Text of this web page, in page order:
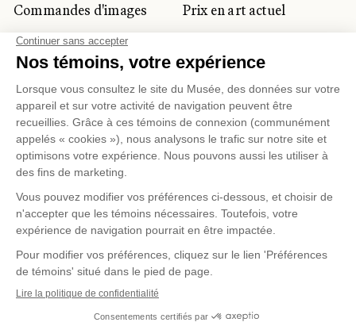
Commandes d'images
Prix en art actuel
Prix Lynne-Cohen
CLIENTÈLE CORPORATIVE
ET PRIVÉE
Location d'espaces
Activités corporatives
professionnels du
tourisme
Gestion des témoinsPolitique de confidentialité
Conditions d'utilisation Politique d'achat en ligne
© 2026 MUSÉE NATIONAL DES BEAUX-ARTS DU